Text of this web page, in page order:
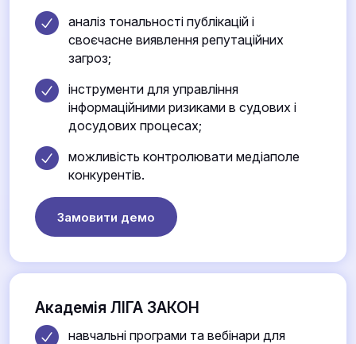
аналіз тональності публікацій і
своєчасне виявлення репутаційних
загроз;
інструменти для управління
інформаційними ризиками в судових і
досудових процесах;
можливість контролювати медіаполе
конкурентів.
Замовити демо
Академія ЛІГА ЗАКОН
навчальні програми та вебінари для